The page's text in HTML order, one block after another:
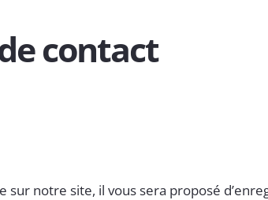
contact
sur notre site, il vous sera proposé